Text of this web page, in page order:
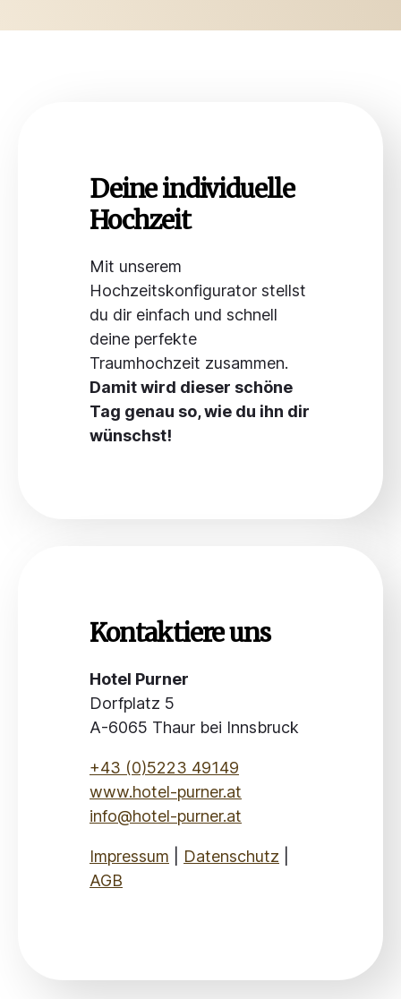
Deine individuelle
Hochzeit
Mit unserem
Hochzeitskonfigurator stellst
du dir einfach und schnell
deine perfekte
Traumhochzeit zusammen.
Damit wird dieser schöne
Tag genau so, wie du ihn dir
wünschst!
Kontaktiere uns
Hotel Purner
Dorfplatz 5
A-6065 Thaur bei Innsbruck
+43 (0)5223 49149
www.hotel-purner.at
info@hotel-purner.at
Impressum Datenschutz
AGB